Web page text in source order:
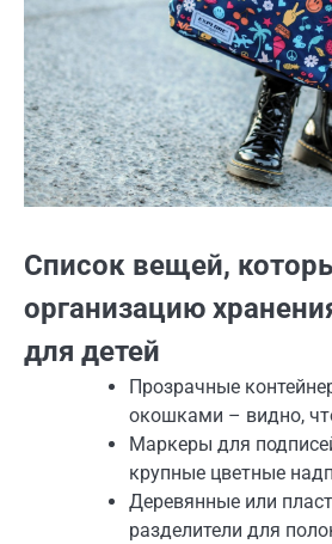
Список вещей,
организацию
для детей
Прозрачные
окошками – видно,
Маркеры для
крупные цветные
Деревянные или
разделители для